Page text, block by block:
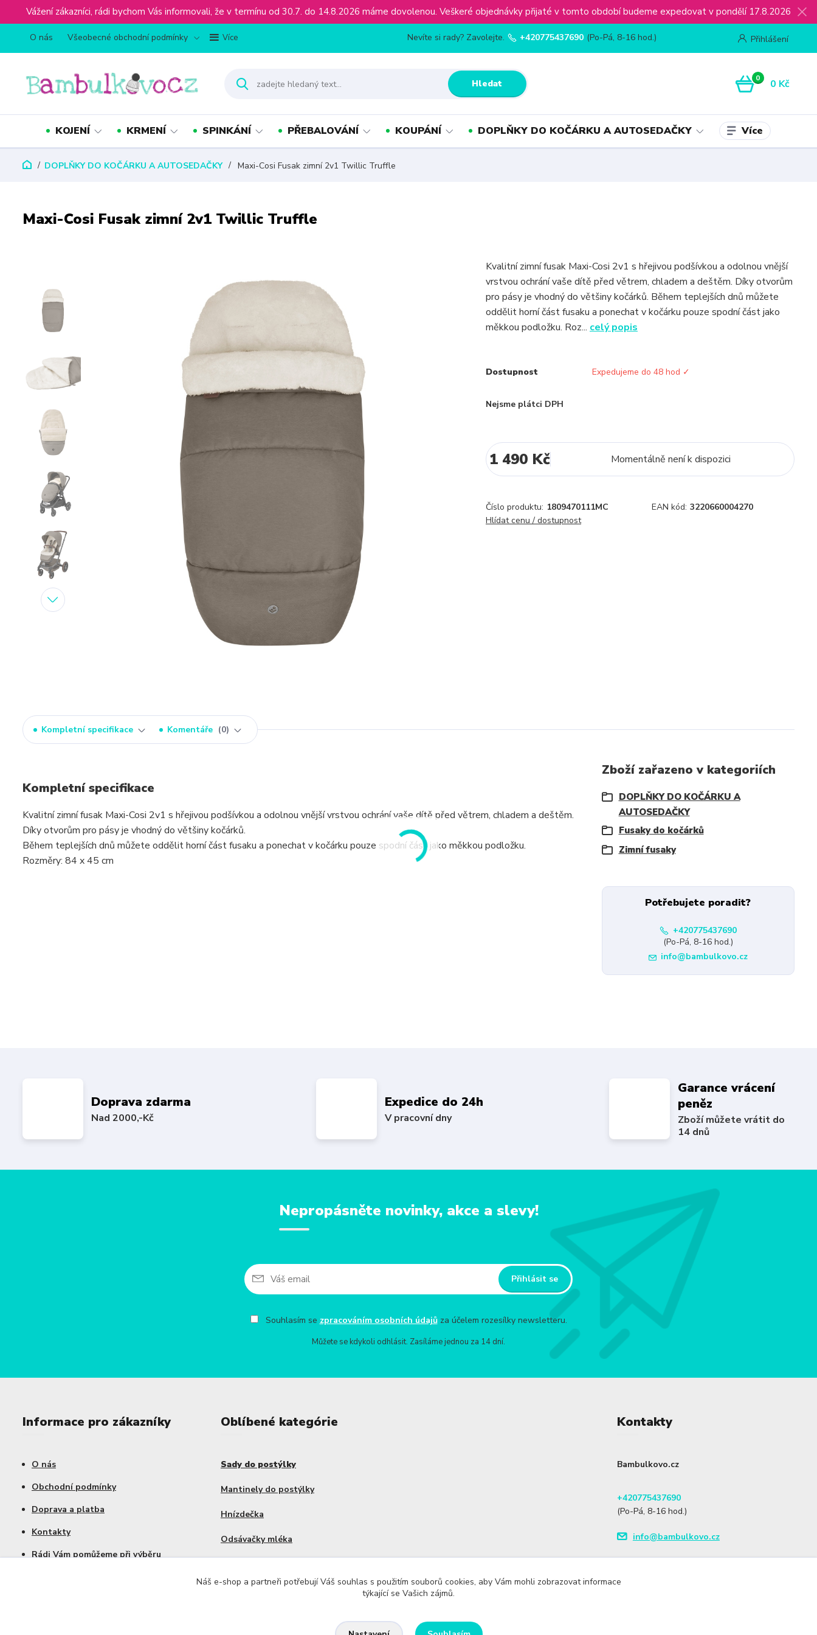
Vážení zákazníci, rádi bychom Vás informovali, že v termínu od 30.7. do 14.8.2026 máme dovolenou. Veškeré objednávky přijaté v tomto období budeme expedovat v pondělí 17.8.2026
O nás Všeobecné obchodní podmínky Více Přihlášení
Hledat
Nevíte si rady? Zavolejte. +420775437690 (Po-Pá, 8-16 hod.)
0 0 Kč
KOJENÍ KRMENÍ SPINKÁNÍ PŘEBALOVÁNÍ KOUPÁNÍ DOPLŇKY DO KOČÁRKU A AUTOSEDAČKY Více
DOPLŇKY DO KOČÁRKU A AUTOSEDAČKY Maxi-Cosi Fusak zimní 2v1 Twillic Truffle
Maxi-Cosi Fusak zimní 2v1 Twillic Truffle
Kvalitní zimní fusak Maxi-Cosi 2v1 s hřejivou podšívkou a odolnou vnější
vrstvou ochrání vaše dítě před větrem, chladem a deštěm. Díky otvorům
pro pásy je vhodný do většiny kočárků. Během teplejších dnů můžete
oddělit horní část fusaku a ponechat v kočárku pouze spodní část jako
měkkou podložku. Roz... celý popis
Dostupnost Expedujeme do 48 hod ✓
Nejsme plátci DPH
1 490 Kč Momentálně není k dispozici
Číslo produktu: 1809470111MC EAN kód: 3220660004270
Hlídat cenu / dostupnost
Kompletní specifikace Komentáře 0
Kompletní specifikace
Kvalitní zimní fusak Maxi-Cosi 2v1 s hřejivou podšívkou a odolnou vnější vrstvou ochrání vaše dítě před větrem, chladem a deštěm.
Díky otvorům pro pásy je vhodný do většiny kočárků.
Během teplejších dnů můžete oddělit horní část fusaku a ponechat v kočárku pouze spodní část jako měkkou podložku.
Rozměry: 84 x 45 cm
Zboží zařazeno v kategoriích
DOPLŇKY DO KOČÁRKU A
AUTOSEDAČKY
Fusaky do kočárků
Zimní fusaky
Potřebujete poradit?
+420775437690
(Po-Pá, 8-16 hod.)
info@bambulkovo.cz
Doprava zdarma
Nad 2000,-Kč
Expedice do 24h
V pracovní dny
Garance vrácení
peněz
Zboží můžete vrátit do
14 dnů
Nepropásněte novinky, akce a slevy!
Přihlásit se
Souhlasím se zpracováním osobních údajůza účelem rozesílky newsletteru.
Můžete se kdykoli odhlásit. Zasíláme jednou za 14 dní.
Informace pro zákazníky
O nás
Obchodní podmínky
Doprava a platba
Kontakty
Rádi Vám pomůžeme při výběru
Oblíbené kategórie
Sady do postýlky
Mantinely do postýlky
Hnízdečka
Odsávačky mléka
Kontakty
Bambulkovo.cz
+420775437690
(Po-Pá, 8-16 hod.)
info@bambulkovo.cz
Náš e-shop a partneři potřebují Váš souhlas s použitím souborů cookies, aby Vám mohli zobrazovat informace
týkající se Vašich zájmů.